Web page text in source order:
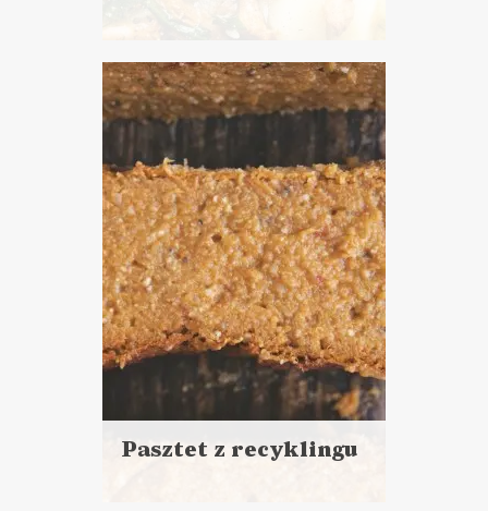
więcej
Czas przygotowania: powyżej
godziny
ZUPY
Pasztet z recyklingu